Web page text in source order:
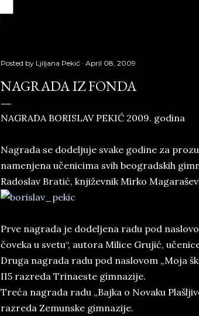
Posted by Ljiljana Pekić April 08, 2009
NAGRADA IZ FONDA
NAGRADA BORISLAV PEKIĆ 2009. godina
Nagrada se dodeljuje svake godine za
namenjena učenicima svih beogradskih
Radoslav Bratić, književnik Mirko
Prve nagrada je dodeljena radu pod
čoveka u svetu“, autora Milice Grujić,
Druga nagrada radu pod naslovom „Moja
II5 razreda Trinaeste gimnazije.
Treća nagrada radu „Bajka o Novaku
razreda Zemunske gimnazije.